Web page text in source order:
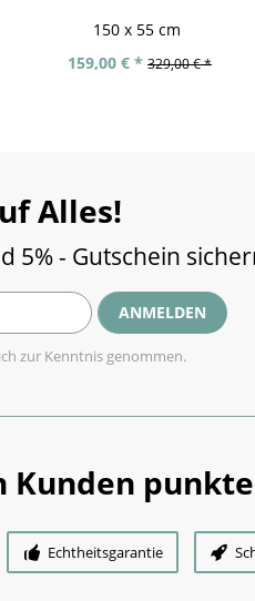
150 x 55 cm
159,00 € * 329,00 € *
Alles!
5% - Gutschein
ANMELDEN
zur Kenntnis genommen.
Echtheitsgarantie